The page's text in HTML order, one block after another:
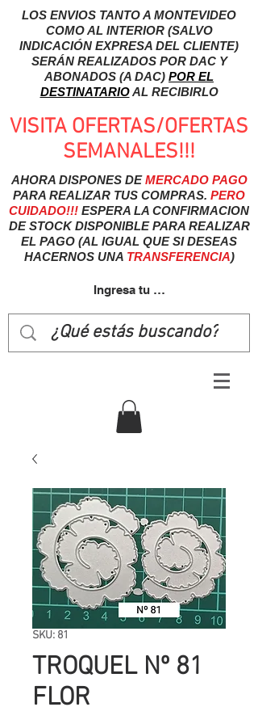
LOS ENVIOS TANTO A MONTEVIDEO
COMO AL INTERIOR (SALVO
INDICACIÓN EXPRESA DEL CLIENTE)
SERÁN REALIZADOS POR DAC Y
ABONADOS (A DAC) POR EL
DESTINATARIOAL RECIBIRLO
VISITA OFERTAS/OFERTAS
SEMANALES!!!
AHORA DISPONES DEMERCADO PAGO
PARA REALIZAR TUS COMPRAS. PERO
CUIDADO!!! ESPERA LA CONFIRMACION
DE STOCK DISPONIBLE PARA REALIZAR
EL PAGO (AL IGUAL QUE SI DESEAS
HACERNOS UNA TRANSFERENCIA)
Ingresa tu usuairo
SKU: 81
TROQUEL Nº 81
FLOR